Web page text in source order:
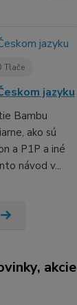
Tlače
jazyku
Bambu
ako sú
a P1P a iné
návod v...
akcie